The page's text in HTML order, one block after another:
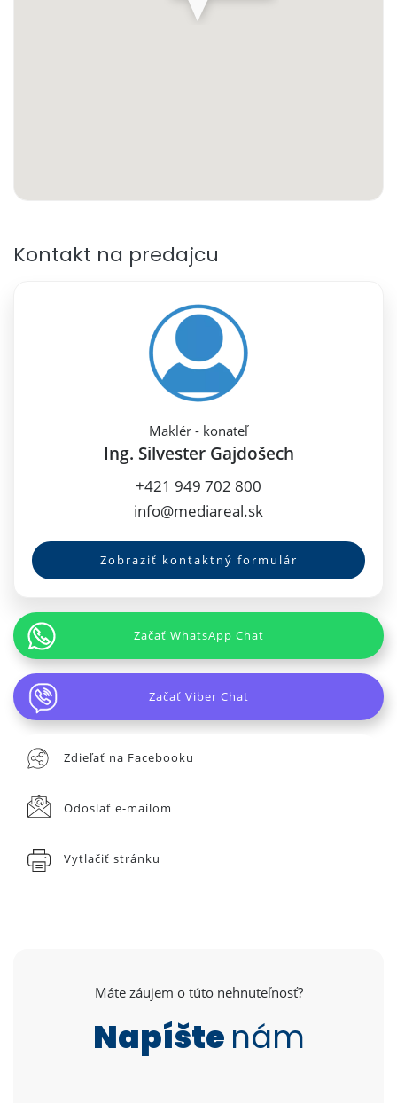
Kontakt na predajcu
Maklér - konateľ
Ing. Silvester Gajdošech
+421 949 702 800
info@mediareal.sk
Zobraziť kontaktný formulár
Začať WhatsApp Chat
Začať Viber Chat
Zdieľať na Facebooku
Odoslať e-mailom
Vytlačiť stránku
Máte záujem o túto nehnuteľnosť?
Napíšte nám